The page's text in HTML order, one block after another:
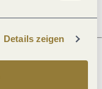
Details zeigen